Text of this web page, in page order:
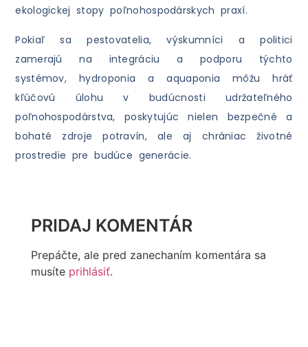
ekologickej stopy poľnohospodárskych praxí.
Pokiaľ sa pestovatelia, výskumníci a politici
zamerajú na integráciu a podporu týchto
systémov, hydroponia a aquaponia môžu hráť
kľúčovú úlohu v budúcnosti udržateľného
poľnohospodárstva, poskytujúc nielen bezpečné a
bohaté zdroje potravín, ale aj chrániac životné
prostredie pre budúce generácie.
PRIDAJ KOMENTÁR
Prepáčte, ale pred zanechaním komentára sa
musíte prihlásiť.